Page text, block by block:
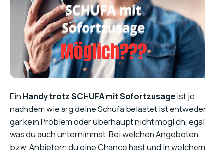
Ein Handy trotz SCHUFA mit Sofortzusage ist je
nachdem wie arg deine Schufa belastet ist entweder
gar kein Problem oder überhaupt nicht möglich, egal
was du auch unternimmst. Bei welchen Angeboten
bzw. Anbietern du eine Chance hast und in welchem